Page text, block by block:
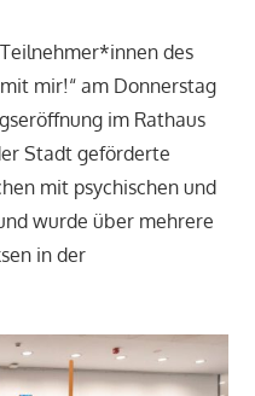
des
mir!“ am Donnerstag
im Rathaus
Stadt geförderte
mit psychischen und
wurde über mehrere
in der